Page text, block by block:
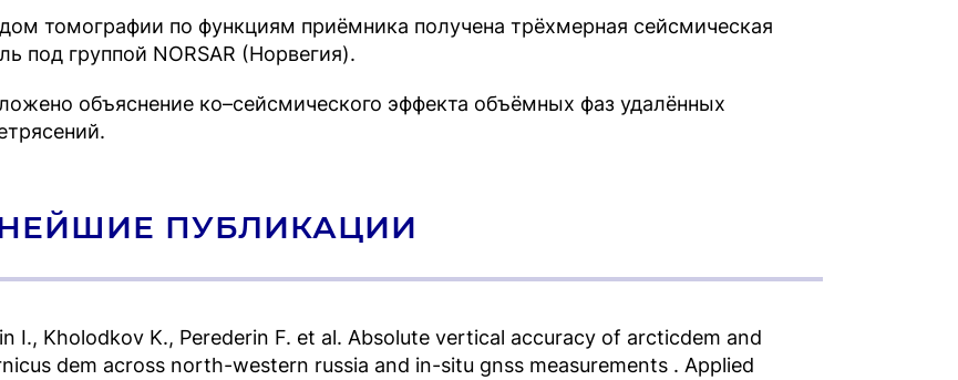
томографии по функциям приёмника получена трёхмерная сейсмическая
под группой NORSAR (Норвегия).
объяснение ко–сейсмического эффекта объёмных фаз удалённых
ПУБЛИКАЦИИ
I., Kholodkov K., Perederin F. et al. Absolute vertical accuracy of arcticdem and
dem across north-western russia and in-situ gnss measurements . Applied